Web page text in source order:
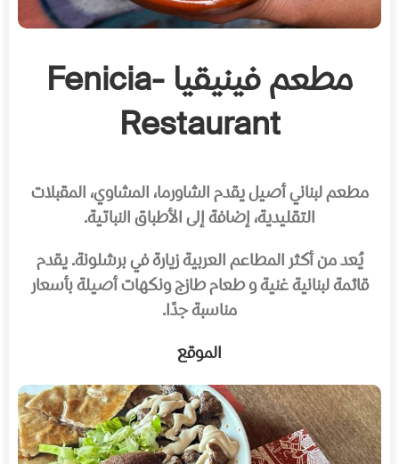
مطعم فينيقيا -Fenicia
Restaurant
مطعم لبناني أصيل يقدم الشاورما، المشاوي، المقبلات
التقليدية، إضافة إلى الأطباق النباتية.
يُعد من أكثر المطاعم العربية زيارة في برشلونة. يقدم
قائمة لبنانية غنية و طعام طازج ونكهات أصيلة بأسعار
مناسبة جدًا.
الموقع